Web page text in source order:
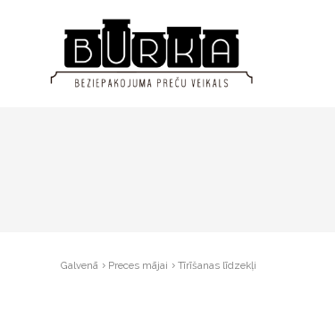
Galvenā Preces mājai Tīrīšanas līdzekļi